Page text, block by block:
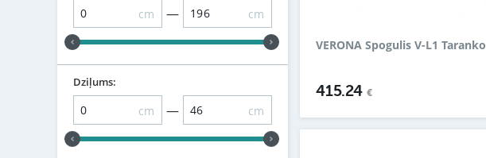
cm — cm
Dziļums:
cm — cm
VERONA Spogulis V-L1 Taranko
415.24 €